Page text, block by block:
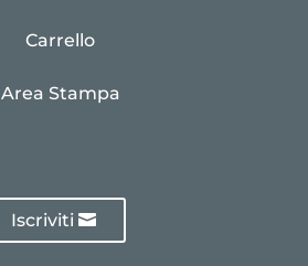
Carrello
Area Stampa
Iscriviti